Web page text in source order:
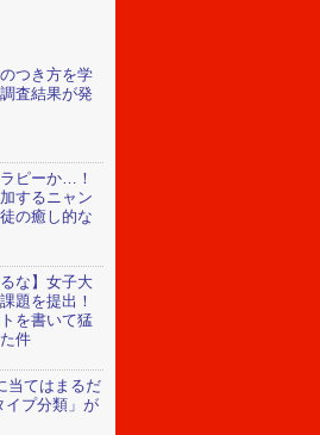
つき方を学
査結果が発
ピーか…！
するニャン
の癒し的な
な】女子大
題を提出！
を書いて猛
件
当てはまるだ
イプ分類」が